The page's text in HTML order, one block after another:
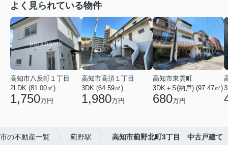
よく見られている物件
高知市八反町１丁目
2LDK (81.00㎡)
1,750万円
高知市高須１丁目
3DK (64.59㎡)
1,980万円
高知市東雲町
3DK＋S(納戸) (97.47㎡)
680万円
の不動産一覧 薊野駅 高知市薊野北町3丁目 中古戸建て